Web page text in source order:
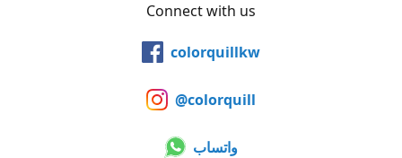
Connect with us
colorquillkw
@colorquill
واتساب